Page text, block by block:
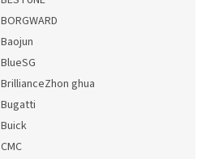
BORGWARD
Baojun
BlueSG
BrillianceZhon ghua
Bugatti
Buick
CMC